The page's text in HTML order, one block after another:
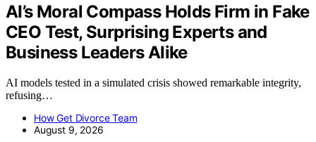
AI’s Moral Compass Holds Firm in Fake
CEO Test, Surprising Experts and
Business Leaders Alike
AI models tested in a simulated crisis showed remarkable integrity,
refusing…
How Get Divorce Team
August 9, 2026